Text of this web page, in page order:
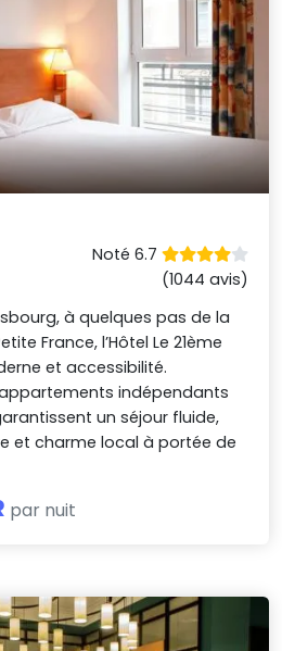
Noté 6.7
(1044 avis)
à quelques pas de la
France, l’Hôtel Le 21ème
et accessibilité.
indépendants
un séjour fluide,
et charme local à portée de
par nuit